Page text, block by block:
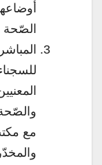
الصّحة
مع